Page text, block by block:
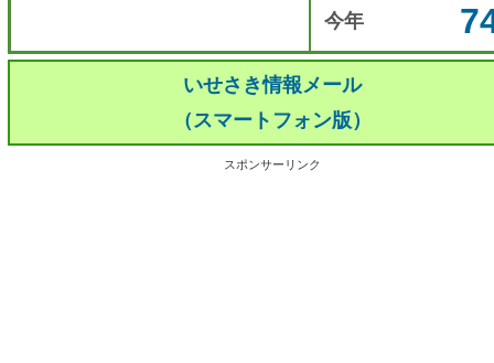
今年
いせさき情報メール
（スマートフォン版）
スポンサーリンク